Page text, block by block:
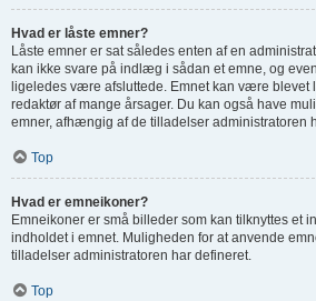
Hvad er låste emner?
Låste emner er sat således enten af en
kan ikke svare på indlæg i sådan et emne, og
ligeledes være afsluttede. Emnet kan være blevet
redaktør af mange årsager. Du kan også have
emner, afhængig af de tilladelser administratoren
Top
Hvad er emneikoner?
Emneikoner er små billeder som kan tilknyttes et
indholdet i emnet. Muligheden for at anvende
tilladelser administratoren har defineret.
Top